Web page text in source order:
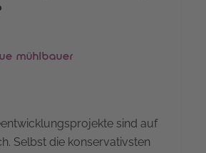
mühlbauer
sind auf
Selbst die konservativsten